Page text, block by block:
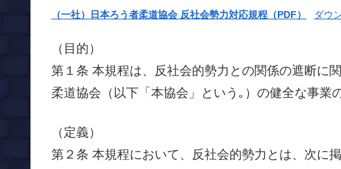
（一社）日本ろう者柔道協会 反社会勢力対応規程（PDF） ダウ
（目的）
第１条 本規程は、反社会的勢力との関係の遮断に
柔道協会（以下「本協会」という｡）の健全な事業
（定義）
第２条 本規程において、反社会的勢力とは、次に